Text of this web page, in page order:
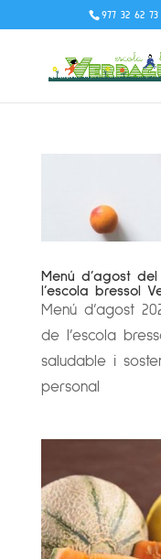
977 32 62 73
Menú d’agost
l’escola bressol
Menú d’agost
de l’escola
saludable i
personal